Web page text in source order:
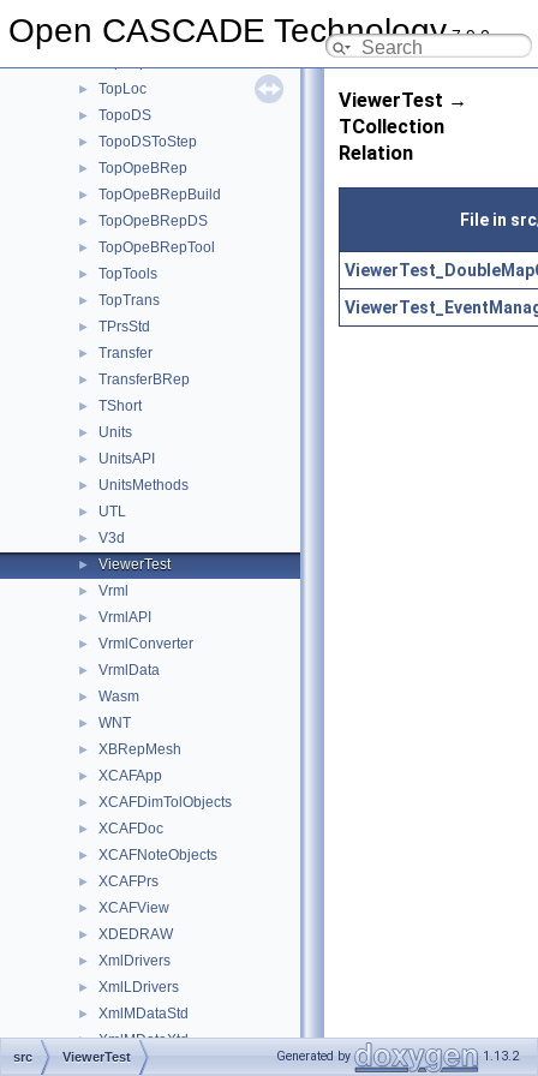
Open CASCADE Technology7.9.0
TopCnx
► TopLoc
► TopoDS
► TopoDSToStep
► TopOpeBRep
► TopOpeBRepBuild
► TopOpeBRepDS
► TopOpeBRepTool
► TopTools
► TopTrans
► TPrsStd
► Transfer
► TransferBRep
► TShort
► Units
► UnitsAPI
► UnitsMethods
► UTL
► V3d
► ViewerTest
► Vrml
► VrmlAPI
► VrmlConverter
► VrmlData
► Wasm
► WNT
► XBRepMesh
► XCAFApp
► XCAFDimTolObjects
► XCAFDoc
► XCAFNoteObjects
► XCAFPrs
► XCAFView
► XDEDRAW
► XmlDrivers
► XmlLDrivers
► XmlMDataStd
► XmlMDataXtd
► XmlMDF
ViewerTest →
TCollection
Relation
File in
src ViewerTest Generated by 1.13.2